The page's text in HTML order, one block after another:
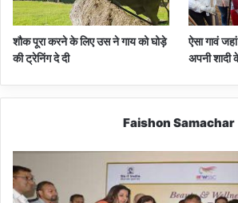
शौक पूरा करने के लिए उस ने गाय को घोड़े
की ट्रेनिंग दे दी
ऐसा गावं
अपनी शादी
Faishon Samachar